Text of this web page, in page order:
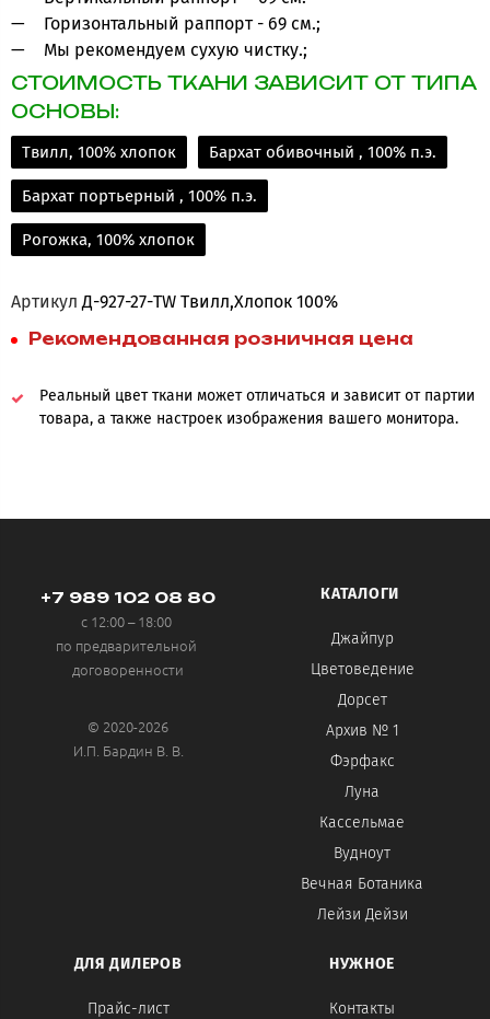
Горизонтальный раппорт - 69 см.;
Мы рекомендуем сухую чистку.;
СТОИМОСТЬ ТКАНИ ЗАВИСИТ ОТ ТИПА
ОСНОВЫ:
Твилл, 100% хлопок Бархат обивочный , 100% п.э.
Бархат портьерный , 100% п.э.
Рогожка, 100% хлопок
Артикул Д-927-27-TW Твилл,Хлопок 100%
Рекомендованная розничная цена
Реальный цвет ткани может отличаться и зависит от партии
товара, а также настроек изображения вашего монитора.
+7 989 102 08 80
с 12:00 – 18:00
по предварительной
договоренности
© 2020-2026
И.П. Бардин В. В.
КАТАЛОГИ
Джайпур
Цветоведение
Дорсет
Архив № 1
Фэрфакс
Луна
Кассельмае
Вудноут
Вечная Ботаника
Лейзи Дейзи
ДЛЯ ДИЛЕРОВ
Прайс-лист
НУЖНОЕ
Контакты